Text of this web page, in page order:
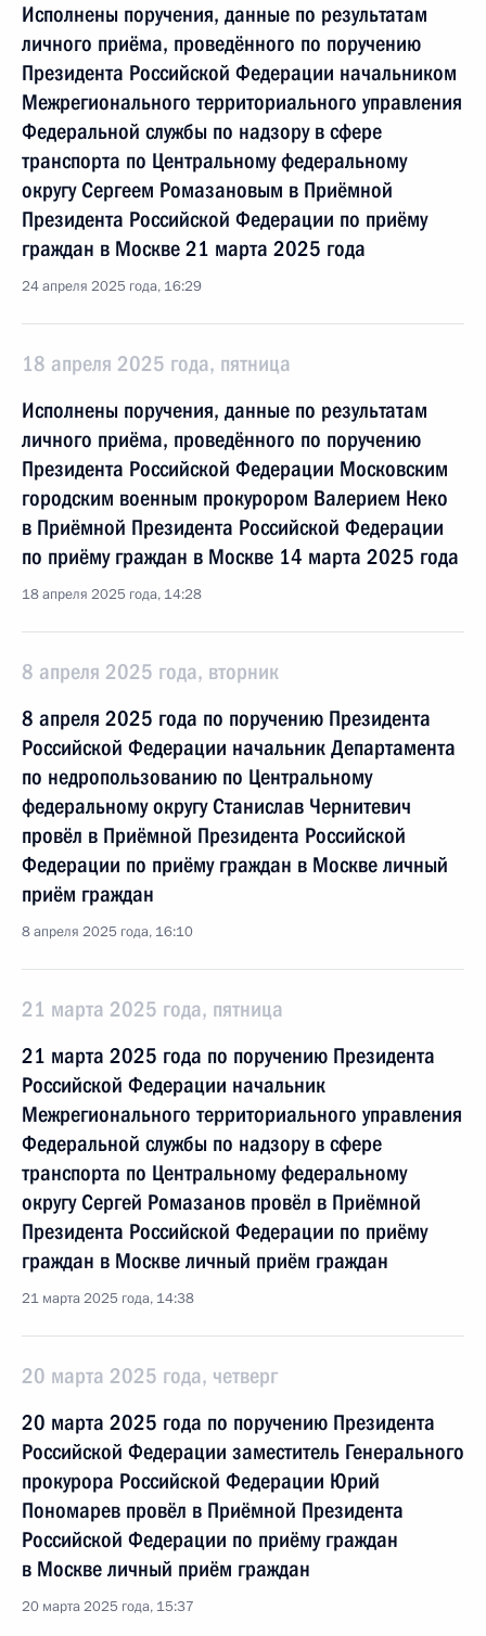
Исполнены поручения, данные по результатам
личного приёма, проведённого по поручению
Президента Российской Федерации начальником
Межрегионального территориального управления
Федеральной службы по надзору в сфере
транспорта по Центральному федеральному
округу Сергеем Ромазановым в Приёмной
Президента Российской Федерации по приёму
граждан в Москве 21 марта 2025 года
24 апреля 2025 года, 16:29
18 апреля 2025 года, пятница
Исполнены поручения, данные по результатам
личного приёма, проведённого по поручению
Президента Российской Федерации Московским
городским военным прокурором Валерием Неко
в Приёмной Президента Российской Федерации
по приёму граждан в Москве 14 марта 2025 года
18 апреля 2025 года, 14:28
8 апреля 2025 года, вторник
8 апреля 2025 года по поручению Президента
Российской Федерации начальник Департамента
по недропользованию по Центральному
федеральному округу Станислав Чернитевич
провёл в Приёмной Президента Российской
Федерации по приёму граждан в Москве личный
приём граждан
8 апреля 2025 года, 16:10
21 марта 2025 года, пятница
21 марта 2025 года по поручению Президента
Российской Федерации начальник
Межрегионального территориального управления
Федеральной службы по надзору в сфере
транспорта по Центральному федеральному
округу Сергей Ромазанов провёл в Приёмной
Президента Российской Федерации по приёму
граждан в Москве личный приём граждан
21 марта 2025 года, 14:38
20 марта 2025 года, четверг
20 марта 2025 года по поручению Президента
Российской Федерации заместитель Генерального
прокурора Российской Федерации Юрий
Пономарев провёл в Приёмной Президента
Российской Федерации по приёму граждан
в Москве личный приём граждан
20 марта 2025 года, 15:37